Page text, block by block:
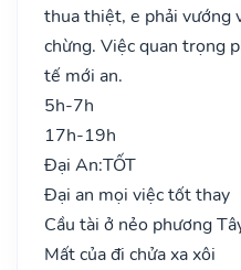
thua thiệt, e phải vướng
chừng. Việc quan trọng
tế mới an.
5h-7h
17h-19h
Đại An:TỐT
Đại an mọi việc tốt thay
Cầu tài ở nẻo phương
Mất của đi chửa xa xôi